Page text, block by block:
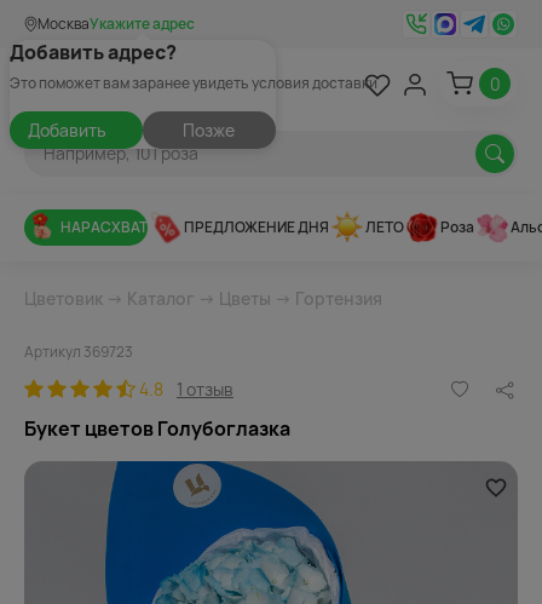
МоскваУкажите адрес
Добавить адрес?
Это поможет вам заранее увидеть условия доставки
Добавить Позже
0
НАРАСХВАТ ПРЕДЛОЖЕНИЕ ДНЯ ЛЕТО Роза
Цветовик → Каталог → Цветы → Гортензия
Артикул 369723
4.8 1 отзыв
Букет цветов Голубоглазка